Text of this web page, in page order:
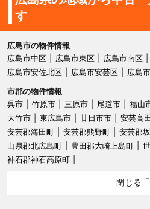
す
広島市の物件情報
広島市中区
広島市東区 広島市南区
広島市安佐北区
広島市安芸区
広島
市郡の物件情報
呉市
竹原市 三原市 尾道市 福山
大竹市
東広島市 廿日市市 安芸高
安芸郡海田町
安芸郡熊野町 安芸郡
山県郡北広島町
豊田郡大崎上島町
神石郡神石高原町
閉じる